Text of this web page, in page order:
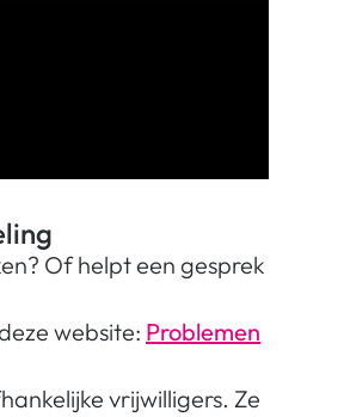
Of helpt een gesprek
website: Problemen
vrijwilligers. Ze